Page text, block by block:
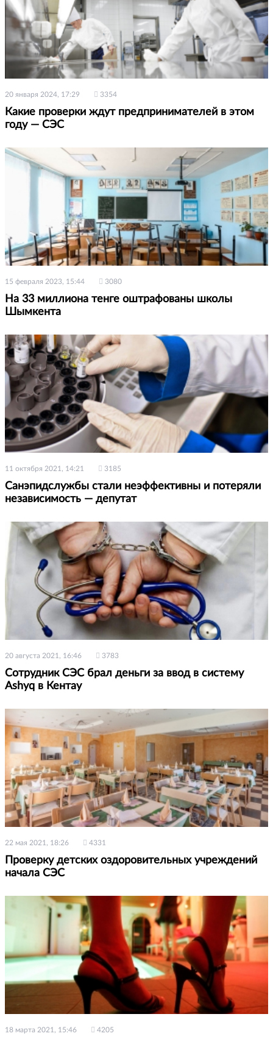
20 января 2024, 17:29 3354
Какие проверки ждут предпринимателей в этом
году — СЭС
15 февраля 2023, 15:44 3080
На 33 миллиона тенге оштрафованы школы
Шымкента
11 октября 2021, 14:21 3185
Санэпидслужбы стали неэффективны и потеряли
независимость — депутат
20 августа 2021, 16:46 3783
Сотрудник СЭС брал деньги за ввод в систему
Ashyq в Кентау
22 мая 2021, 18:26 4331
Проверку детских оздоровительных учреждений
начала СЭС
18 марта 2021, 15:46 4205